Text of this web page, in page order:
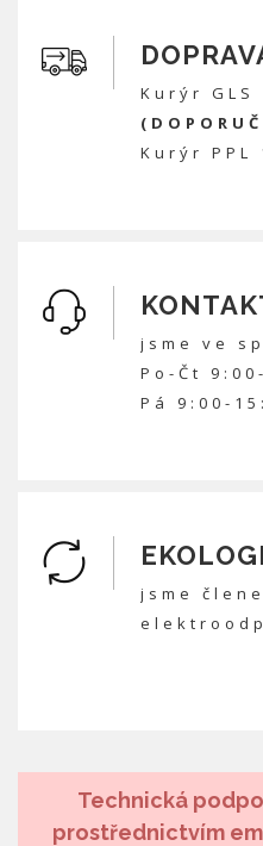
Kurýr GLS
Kurýr PPL
jsme ve
Po-Čt
Pá 9:00-
jsme
Technická
prostřednictvím